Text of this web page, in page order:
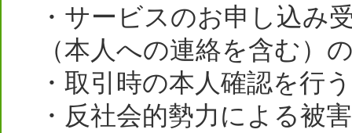
・サービスのお申し込み
（本人への連絡を含む）
・取引時の本人確認を行
・反社会的勢力による被